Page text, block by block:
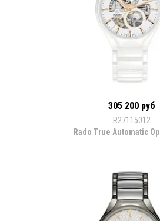
305 200 руб
R27115012
Rado True Automatic